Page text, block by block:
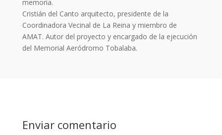
memoria.
Cristián del Canto arquitecto, presidente de la
Coordinadora Vecinal de La Reina y miembro de
AMAT. Autor del proyecto y encargado de la ejecución
del Memorial Aeródromo Tobalaba.
Enviar comentario